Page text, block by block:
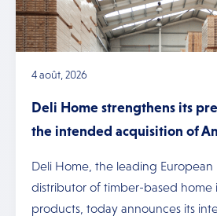
4 août, 2026
Deli Home strengthens its
the intended acquisition of
Deli Home, the leading
distributor of timber-based home
products, today announces its